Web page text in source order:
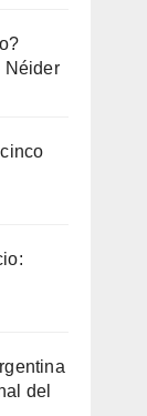
Néider
del